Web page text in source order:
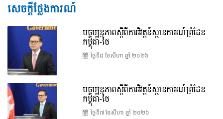
សេចក្តីថ្លែងការណ៍
បច្ចុប្បន្នភាពស្ដីពីការវិវត្តន៍ស្ថានការណ៍ព្រំដែន
កម្ពុជា-ថៃ
ថ្ងៃទី៨ ខែ​សីហា ឆ្នាំ ២០២៦
បច្ចុប្បន្នភាពស្ដីពីការវិវត្តន៍ស្ថានការណ៍ព្រំដែន
កម្ពុជា-ថៃ
ថ្ងៃទី៧ ខែ​សីហា ឆ្នាំ ២០២៦